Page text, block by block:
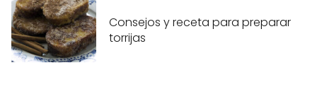
Consejos y receta para preparar
torrijas